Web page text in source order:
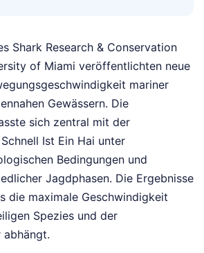
Shark Research & Conservation
of Miami veröffentlichten neue
mariner
Gewässern. Die
sich zentral mit der
Ist Ein Hai unter
Bedingungen und
Jagdphasen. Die Ergebnisse
die maximale Geschwindigkeit
Spezies und der
abhängt.